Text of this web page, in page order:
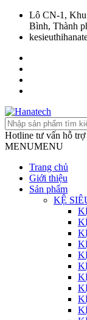
Lô CN-1,
Bình, Thành
Hotline tư vấn hỗ trợ
MENUMENU
Trang chủ
Giới thiệu
Sản phẩm
KỆ